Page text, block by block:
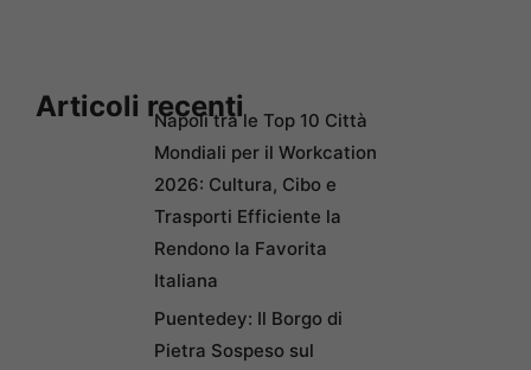
Articoli recentiNapoli tra le Top 10 Città
Mondiali per il Workcation
2026: Cultura, Cibo e
Trasporti Efficiente la
Rendono la Favorita
Italiana
Puentedey: Il Borgo di
Pietra Sospeso sul